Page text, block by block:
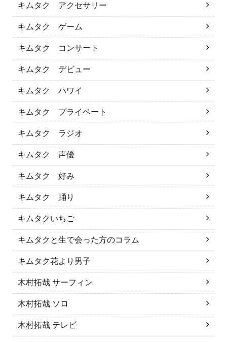
キムタク アクセサリー
キムタク ゲーム
キムタク コンサート
キムタク デビュー
キムタク ハワイ
キムタク プライベート
キムタク ラジオ
キムタク 声優
キムタク 好み
キムタク 踊り
キムタクいちご
キムタクと生で会った方のコラム
キムタク花より男子
木村拓哉 サーフィン
木村拓哉 ソロ
木村拓哉 テレビ